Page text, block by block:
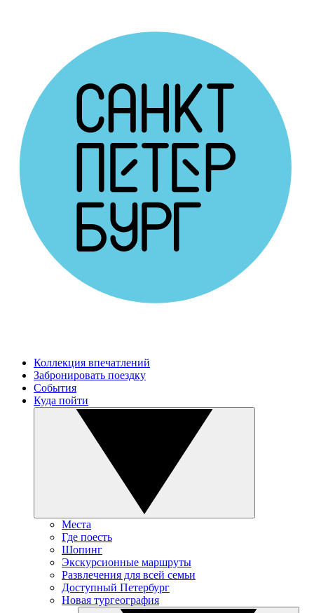
Коллекция впечатлений
Забронировать поездку
События
Куда пойти
Места
Где поесть
Шопинг
Экскурсионные маршруты
Развлечения для всей семьи
Доступный Петербург
Новая тургеография